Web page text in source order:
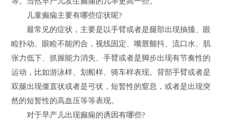
儿童癫痫主要有哪些症状呢?
最常见的症状，主要是以手臂或者是腿部出现抽搐、眼
睑扑动、眼睑不能闭合，视线固定、嘴唇颤抖、流口水、肌
张力低下、抓握能力消失、手臂或者是脚步出现有节奏性的
运动，比如游泳样、划船样、骑车样表现。背部手臂或者是
双腿出现僵直状或者是弓状，短暂性的窒息，或者是出现突
然的短暂性的高血压等等表现。
对于早产儿出现癫痫的诱因有哪些?